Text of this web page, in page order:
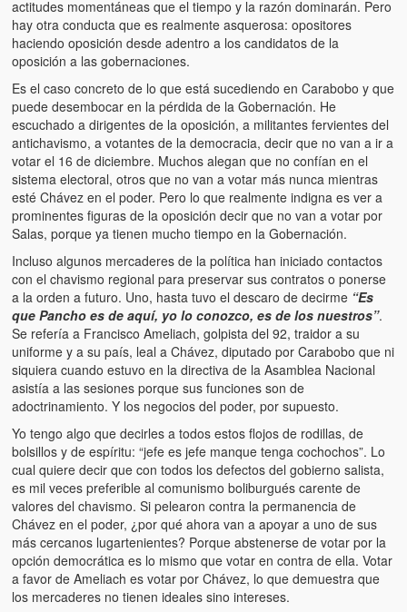
Teques)
Hablé con Chavistas (I spoke with chavistas)
La burla del Chavez “tan amante de los niños” (The mockery of
Chavez “such a children lover”)
Los niños de las calles de Venezuela (Children of the streets of
Venezuela)
Luis y El Mono… en armas (Luis and El Mono… armed)
Puente Llaguno, Miraflores… ¿y Lina?
Radio Emisoras y canales de televisión clausurados por el
de Chávez hasta el 2009
Victimas del 11 de abril de 2002
Víctimas del régimen dictatorial de Chávez desde que tomó el
poder hasta el 31 de diciembre de 2009
Víctimas inocentes de la violencia castrista del 4 de Febrero de
1992
¡¡¡Miserable traidor, mira a tu pueblo!!! (Despicable traitor, look
your country!!!)
Fotos
Versos
Cuentos
actitudes momentáneas que el tiempo y la razón dominarán. Pero
hay otra conducta que es realmente asquerosa: opositores
haciendo oposición desde adentro a los candidatos de la
oposición a las gobernaciones.
Es el caso concreto de lo que está sucediendo en Carabobo y que
puede desembocar en la pérdida de la Gobernación. He
escuchado a dirigentes de la oposición, a militantes fervientes del
antichavismo, a votantes de la democracia, decir que no van a ir a
votar el 16 de diciembre. Muchos alegan que no confían en el
sistema electoral, otros que no van a votar más nunca mientras
esté Chávez en el poder. Pero lo que realmente indigna es ver a
prominentes figuras de la oposición decir que no van a votar por
Salas, porque ya tienen mucho tiempo en la Gobernación.
Incluso algunos mercaderes de la política han iniciado contactos
con el chavismo regional para preservar sus contratos o ponerse
a la orden a futuro. Uno, hasta tuvo el descaro de decirme “Es
que Pancho es de aquí, yo lo conozco, es de los nuestros”.
Se refería a Francisco Ameliach, golpista del 92, traidor a su
uniforme y a su país, leal a Chávez, diputado por Carabobo que ni
siquiera cuando estuvo en la directiva de la Asamblea Nacional
asistía a las sesiones porque sus funciones son de
adoctrinamiento. Y los negocios del poder, por supuesto.
Yo tengo algo que decirles a todos estos flojos de rodillas, de
bolsillos y de espíritu: “jefe es jefe manque tenga cochochos”. Lo
cual quiere decir que con todos los defectos del gobierno salista,
es mil veces preferible al comunismo boliburgués carente de
valores del chavismo. Si pelearon contra la permanencia de
Chávez en el poder, ¿por qué ahora van a apoyar a uno de sus
más cercanos lugartenientes? Porque abstenerse de votar por la
opción democrática es lo mismo que votar en contra de ella. Votar
a favor de Ameliach es votar por Chávez, lo que demuestra que
los mercaderes no tienen ideales sino intereses.